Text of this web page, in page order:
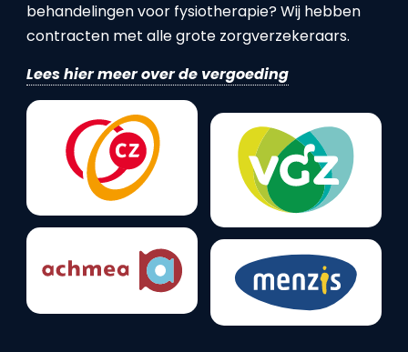
behandelingen voor fysiotherapie? Wij hebben
contracten met alle grote zorgverzekeraars.
Lees hier meer over de vergoeding